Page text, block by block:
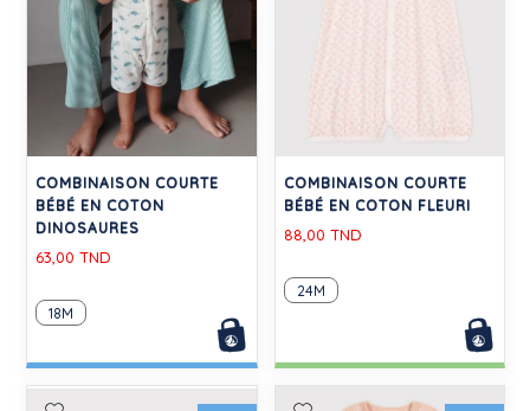
COMBINAISON COURTE
BÉBÉ EN COTON
DINOSAURES
63,00 TND
18M
COMBINAISON COURTE
BÉBÉ EN COTON FLEURI
88,00 TND
24M